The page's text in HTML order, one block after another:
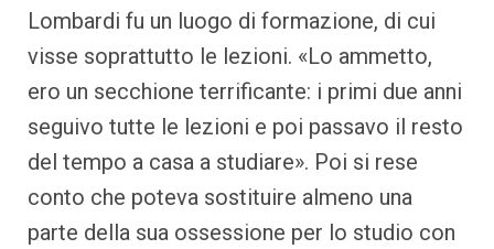
Lombardi fu un luogo di formazione, di cui
visse soprattutto le lezioni. «Lo ammetto,
ero un secchione terrificante: i primi due anni
seguivo tutte le lezioni e poi passavo il resto
del tempo a casa a studiare». Poi si rese
conto che poteva sostituire almeno una
parte della sua ossessione per lo studio con